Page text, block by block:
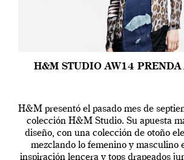
H&M STUDIO AW14 PRENDA
H&M presentó el pasado mes de
colección H&M Studio. Su apuesta
diseño, con una colección de otoño
mezclando lo femenino y masculino
inspiración lencera y tops drapeados